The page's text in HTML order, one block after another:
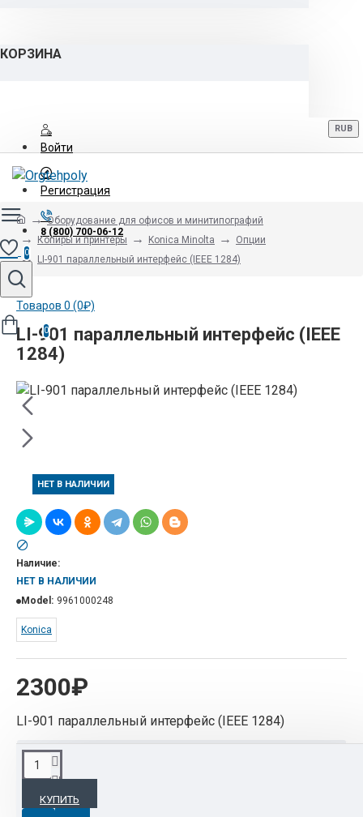
КОРЗИНА
Войти
Регистрация
8 (800) 700-06-12
RUB
0
Товаров 0 (0₽)
0
Оборудование для офисов и минитипографий
Копиры и принтеры
Konica Minolta
Опции
LI-901 параллельный интерфейс (IEEE 1284)
LI-901 параллельный интерфейс (IEEE
1284)
НЕТ В НАЛИЧИИ
2300₽
Наличие:
НЕТ В НАЛИЧИИ
Model: 9961000248
Konica
LI-901 параллельный интерфейс (IEEE 1284)
КУПИТЬ
ОПИСАНИЕ
LI-901 параллельный интерфейс (IEEE 1284)